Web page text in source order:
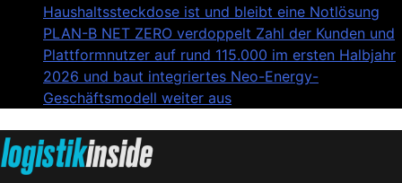
Haushaltssteckdose ist und bleibt eine Notlösung
PLAN-B NET ZERO verdoppelt Zahl der Kunden und
Plattformnutzer auf rund 115.000 im ersten Halbjahr
2026 und baut integriertes Neo-Energy-
Geschäftsmodell weiter aus